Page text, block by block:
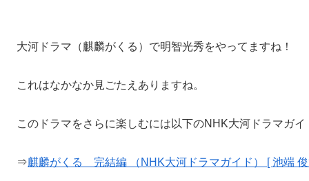
大河ドラマ（麒麟がくる）で明智光秀をやってますね！
これはなかなか見ごたえありますね。
このドラマをさらに楽しむには以下のNHK大河ドラマガ
⇒麒麟がくる 完結編 （NHK大河ドラマガイド） [ 池端